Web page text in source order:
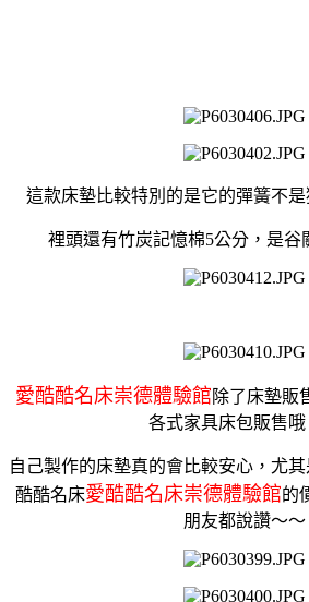
這款床墊比較特別的是它的彈簧不
裡頭還有竹炭記憶棉5公分， 是谷
愛酷酷名床崇德體驗館除了床墊販
各式家具床包販售哦
自己製作的床墊真的會比較安心，尤
酷酷名床愛酷酷名床崇德體驗館的
朋友都說讚～～